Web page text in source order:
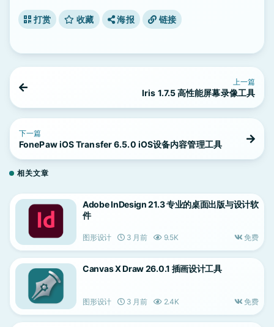
打赏 收藏 海报 链接
上一篇
Iris 1.7.5 高性能屏幕录像工具
下一篇
FonePaw iOS Transfer 6.5.0 iOS设备内容管理工具
相关文章
Adobe InDesign 21.3 专业的桌面出版与设计软
件
图形设计 3 月前 9.5K 免费
Canvas X Draw 26.0.1 插画设计工具
图形设计 3 月前 2.4K 免费